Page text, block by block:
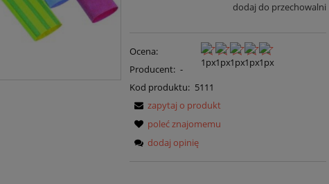
dodaj do przechowalni
Ocena:
Producent: -
Kod produktu: 5111
zapytaj o produkt
poleć znajomemu
dodaj opinię